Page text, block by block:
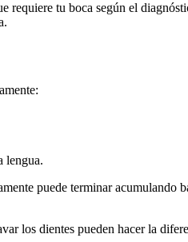
requiere tu boca según el
lengua.
puede terminar acumulando
los dientes pueden hacer la